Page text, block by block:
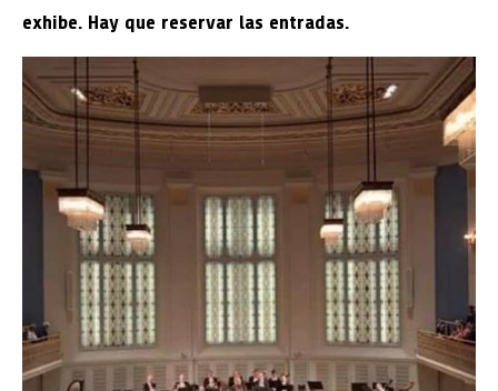
exhibe. Hay que reservar las entradas.